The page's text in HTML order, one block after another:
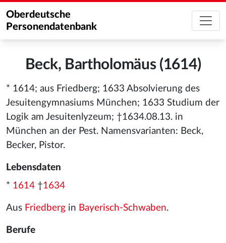
Oberdeutsche
Personendatenbank
Beck, Bartholomäus (1614)
* 1614; aus Friedberg; 1633 Absolvierung des
Jesuitengymnasiums München; 1633 Studium der
Logik am Jesuitenlyzeum; †1634.08.13. in
München an der Pest. Namensvarianten: Beck,
Becker, Pistor.
Lebensdaten
* 1614 †1634
Aus Friedberg in Bayerisch-Schwaben.
Berufe